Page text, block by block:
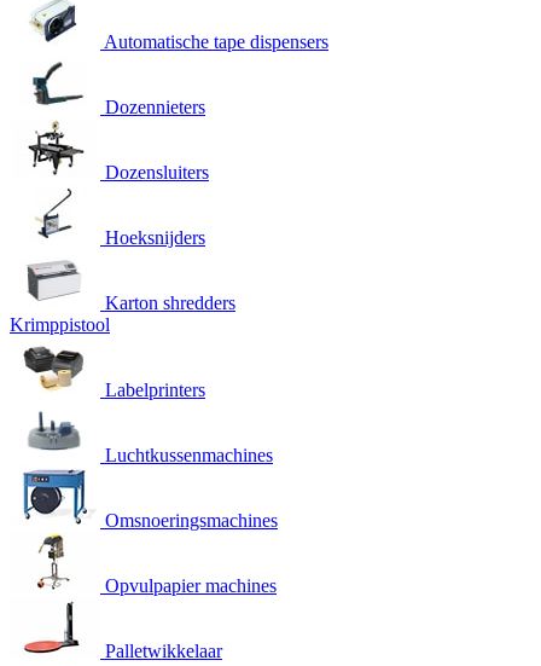
Automatische tape dispensers
Dozennieters
Dozensluiters
Hoeksnijders
Karton shredders
Krimppistool
Labelprinters
Luchtkussenmachines
Omsnoeringsmachines
Opvulpapier machines
Palletwikkelaar